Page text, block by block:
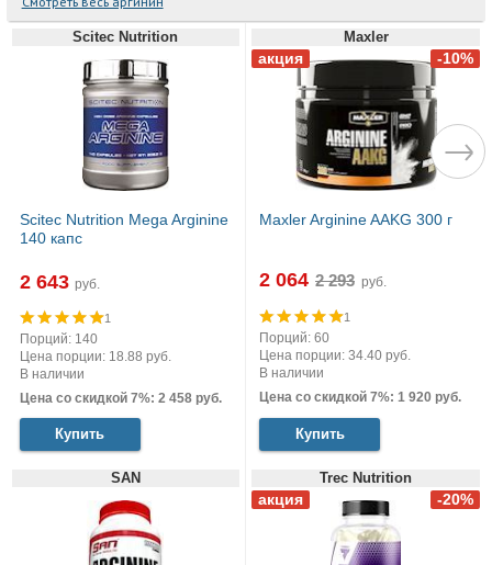
Scitec Nutrition
Scitec Nutrition Mega Arginine
140 капс
2 643 руб.
1
Порций: 140
Цена порции: 18.88 руб.
В наличии
Цена со скидкой 7%: 2 458 руб.
Купить
Maxler
Maxler Arginine AAKG 300 г
2 064 руб.
1
Порций: 60
Цена порции: 34.40 руб.
В наличии
Цена со скидкой 7%: 1 920 руб.
Купить
SAN Trec Nutrition